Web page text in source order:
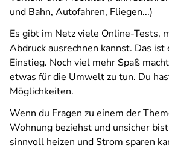
und Bahn, Autofahren, Fliegen...)
Es gibt im Netz viele Online-Tests,
Abdruck ausrechnen kannst. Das
Einstieg. Noch viel mehr Spaß
etwas für die Umwelt zu tun. Du
Möglichkeiten.
Wenn du Fragen zu einem der
Wohnung beziehst und unsicher
sinnvoll heizen und Strom sparen